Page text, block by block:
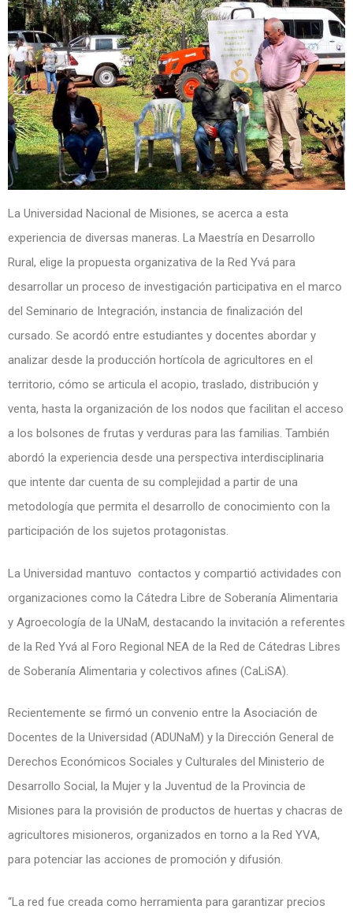
La Universidad Nacional de Misiones, se acerca a esta
experiencia de diversas maneras. La Maestría en Desarrollo
Rural, elige la propuesta organizativa de la Red Yvá para
desarrollar un proceso de investigación participativa en el marco
del Seminario de Integración, instancia de finalización del
cursado. Se acordó entre estudiantes y docentes abordar y
analizar desde la producción hortícola de agricultores en el
territorio, cómo se articula el acopio, traslado, distribución y
venta, hasta la organización de los nodos que facilitan el acceso
a los bolsones de frutas y verduras para las familias. También
abordó la experiencia desde una perspectiva interdisciplinaria
que intente dar cuenta de su complejidad a partir de una
metodología que permita el desarrollo de conocimiento con la
participación de los sujetos protagonistas.
La Universidad mantuvo contactos y compartió actividades con
organizaciones como la Cátedra Libre de Soberanía Alimentaria
y Agroecología de la UNaM, destacando la invitación a referentes
de la Red Yvá al Foro Regional NEA de la Red de Cátedras Libres
de Soberanía Alimentaria y colectivos afines (CaLiSA).
Recientemente se firmó un convenio entre la Asociación de
Docentes de la Universidad (ADUNaM) y la Dirección General de
Derechos Económicos Sociales y Culturales del Ministerio de
Desarrollo Social, la Mujer y la Juventud de la Provincia de
Misiones para la provisión de productos de huertas y chacras de
agricultores misioneros, organizados en torno a la Red YVA,
para potenciar las acciones de promoción y difusión.
“La red fue creada como herramienta para garantizar precios